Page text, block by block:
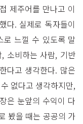
제주어를 만나고 이
다. 실제로 독자들이
로 느낄 수 있도록 말
소비하는 사람, 기반
다고 생각한다. 많은
없다고 생각하지만,
은 눈앞의 수익이 다
봤을 때는 공공의 가